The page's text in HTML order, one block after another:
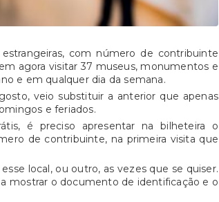
com número de contribuinte
agora visitar 37 museus, monumentos e
e em qualquer dia da semana.
veio substituir a anterior que apenas
e feriados.
é preciso apresentar na bilheteira o
de contribuinte, na primeira visita que
local, ou outro, as vezes que se quiser.
mostrar o documento de identificação e o